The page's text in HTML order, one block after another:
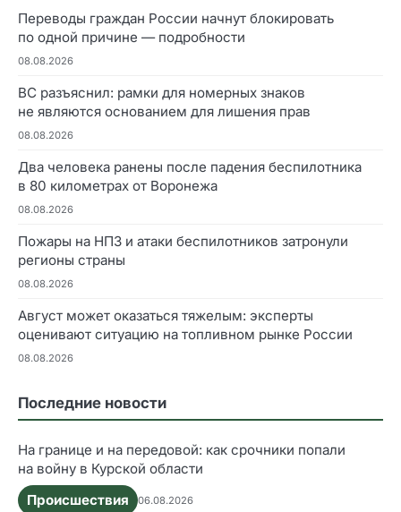
Переводы граждан России начнут блокировать
по одной причине — подробности
08.08.2026
ВС разъяснил: рамки для номерных знаков
не являются основанием для лишения прав
08.08.2026
Два человека ранены после падения беспилотника
в 80 километрах от Воронежа
08.08.2026
Пожары на НПЗ и атаки беспилотников затронули
регионы страны
08.08.2026
Август может оказаться тяжелым: эксперты
оценивают ситуацию на топливном рынке России
08.08.2026
Последние новости
На границе и на передовой: как срочники попали
на войну в Курской области
Происшествия
06.08.2026